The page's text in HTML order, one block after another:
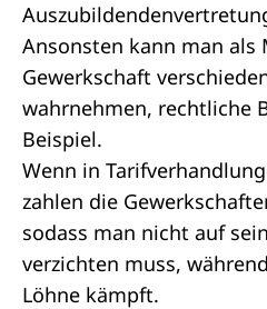
Ansonsten kann man als
Gewerkschaft
wahrnehmen, rechtliche
Beispiel.
Wenn in
zahlen die
sodass man nicht auf
verzichten muss,
Löhne kämpft.